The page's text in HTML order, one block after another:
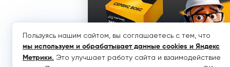
Пользуясь нашим сайтом, вы соглашаетесь с тем, что
мы используем и обрабатывает данные cookies и Яндекс
Метрики. Это улучшает работу сайта и взаимодействие